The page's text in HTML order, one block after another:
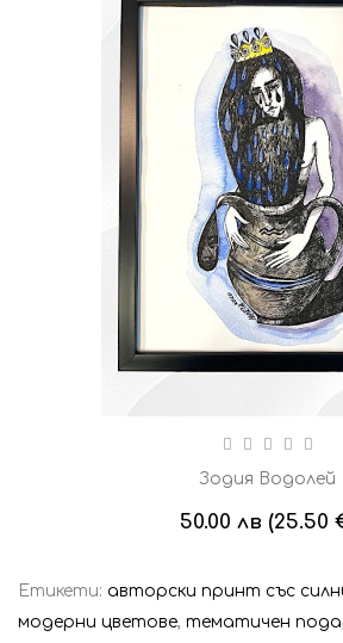
Зодия Водолей
50.00 лв (25.50
Етикети: авторски принт със
модерни цветове, тематичен